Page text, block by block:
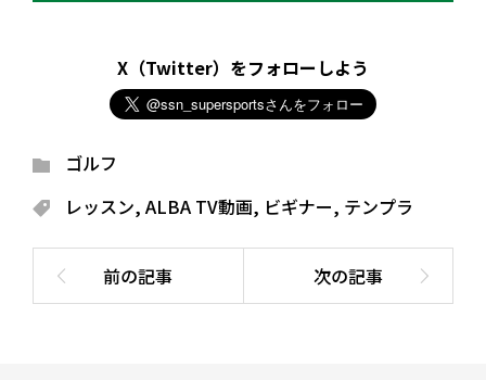
X（Twitter）をフォローしよう
ゴルフ
レッスン, ALBA TV動画, ビギナー, テンプラ